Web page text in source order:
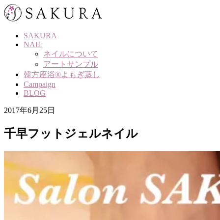
Skip
to
SAKURA
NAIL
ネイルについて
アートサンプル
韓方座浴®よもぎ蒸し
Campaign
BLOG
2017年6月25日
千早フットジェルネイル